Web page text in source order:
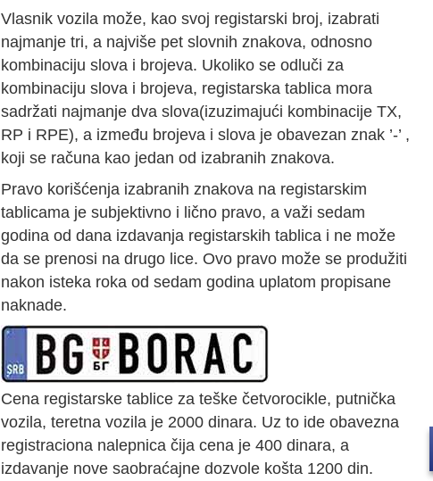
Vlasnik vozila može, kao svoj registarski broj, izabrati
najmanje tri, a najviše pet slovnih znakova, odnosno
kombinaciju slova i brojeva. Ukoliko se odluči za
kombinaciju slova i brojeva, registarska tablica mora
sadržati najmanje dva slova(izuzimajući kombinacije TX,
RP i RPE), a između brojeva i slova je obavezan znak ’-’ ,
koji se računa kao jedan od izabranih znakova.
Pravo korišćenja izabranih znakova na registarskim
tablicama je subjektivno i lično pravo, a važi sedam
godina od dana izdavanja registarskih tablica i ne može
da se prenosi na drugo lice. Ovo pravo može se produžiti
nakon isteka roka od sedam godina uplatom propisane
naknade.
Cena registarske tablice za teške četvorocikle, putnička
vozila, teretna vozila je 2000 dinara. Uz to ide obavezna
registraciona nalepnica čija cena je 400 dinara, a
izdavanje nove saobraćajne dozvole košta 1200 din.